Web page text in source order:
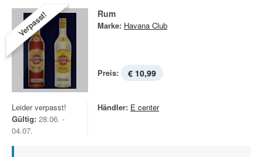
Verpasst! Rum
Marke: Havana Club
Preis: € 10,99
Leider verpasst!
Gültig: 28.06. -
04.07.
Händler: E center